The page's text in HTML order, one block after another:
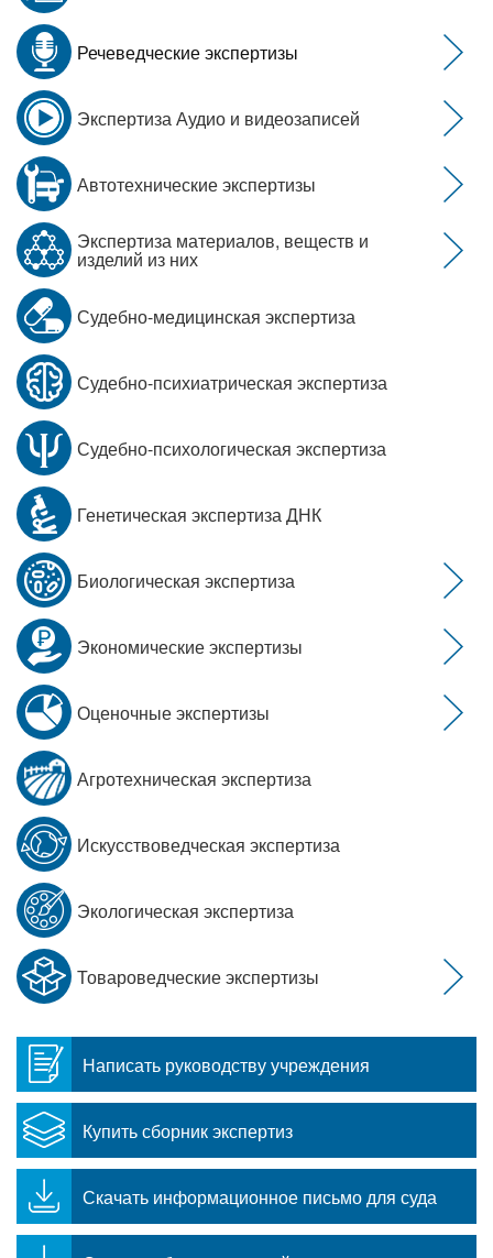
Написать руководству учреждения
Купить сборник экспертиз
Скачать информационное письмо для суда
Речеведческие экспертизы
Экспертиза Аудио и видеозаписей
Автотехнические экспертизы
Экспертиза материалов, веществ и
изделий из них
Судебно-медицинская экспертиза
Судебно-психиатрическая экспертиза
Судебно-психологическая экспертиза
Генетическая экспертиза ДНК
Биологическая экспертиза
Экономические экспертизы
Оценочные экспертизы
Агротехническая экспертиза
Искусствоведческая экспертиза
Экологическая экспертиза
Товароведческие экспертизы